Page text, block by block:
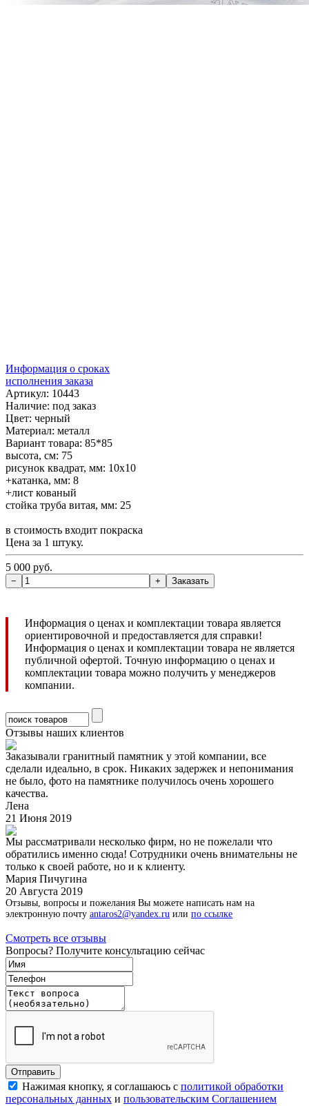
Информация о сроках
исполнения заказа
Артикул: 10443
Наличие: под заказ
Цвет: черный
Материал: металл
Вариант товара: 85*85
высота, см: 75
рисунок квадрат, мм: 10х10
+катанка, мм: 8
+лист кованый
стойка труба витая, мм: 25
в стоимость входит покраска
Цена за 1 штуку.
5 000 руб.
Информация о ценах и комплектации товара является
ориентировочной и предоставляется для справки!
Информация о ценах и комплектации товара не является
публичной офертой. Точную информацию о ценах и
комплектации товара можно получить у менеджеров
компании.
Отзывы наших клиентов
Заказывали гранитный памятник у этой компании, все
сделали идеально, в срок. Никаких задержек и непонимания
не было, фото на памятнике получилось очень хорошего
качества.
Лена
21 Июня 2019
Мы рассматривали несколько фирм, но не пожелали что
обратились именно сюда! Сотрудники очень внимательны не
только к своей работе, но и к клиенту.
Мария Пичугина
20 Августа 2019
Отзывы, вопросы и пожелания Вы можете написать нам на
электронную почту antaros2@yandex.ru или по ссылке
Смотреть все отзывы
Вопросы? Получите консультацию сейчас
Нажимая кнопку, я соглашаюсь с политикой обработки
персональных данных и пользовательским Соглашением